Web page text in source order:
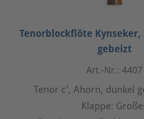
Tenorblockflöte Kynseker,
gebeizt
Art.-Nr.: 4407
Tenor c', Ahorn, dunkel
Klappe: